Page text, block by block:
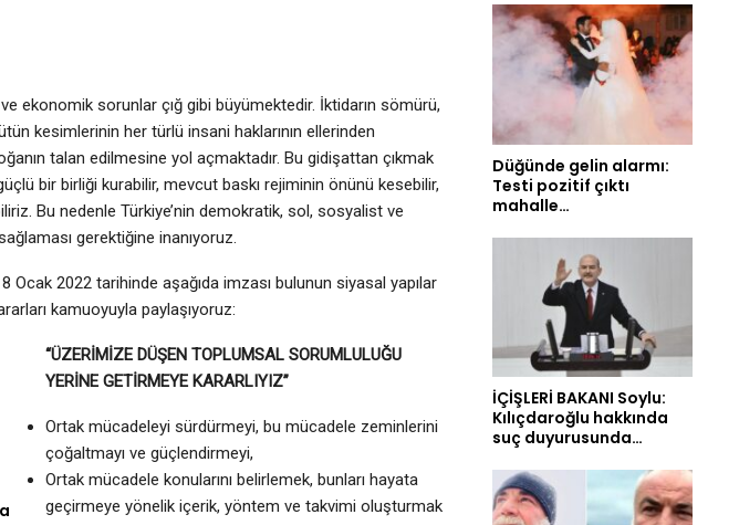
ekonomik sorunlar çığ gibi büyümektedir. İktidarın sömürü,
kesimlerinin her türlü insani haklarının ellerinden
talan edilmesine yol açmaktadır. Bu gidişattan çıkmak
bir birliği kurabilir, mevcut baskı rejiminin önünü kesebilir,
Bu nedenle Türkiye’nin demokratik, sol, sosyalist ve
gerektiğine inanıyoruz.
Ocak 2022 tarihinde aşağıda imzası bulunun siyasal yapılar
kamuoyuyla paylaşıyoruz:
“ÜZERİMİZE DÜŞEN TOPLUMSAL SORUMLULUĞU
YERİNE GETİRMEYE KARARLIYIZ”
Ortak mücadeleyi sürdürmeyi, bu mücadele zeminlerini
çoğaltmayı ve güçlendirmeyi,
Ortak mücadele konularını belirlemek, bunları hayata
geçirmeye yönelik içerik, yöntem ve takvimi oluşturmak
Düğünde gelin alarmı:
Testi pozitif çıktı
mahalle…
İÇİŞLERİ BAKANI Soylu:
Kılıçdaroğlu hakkında
suç duyurusunda…